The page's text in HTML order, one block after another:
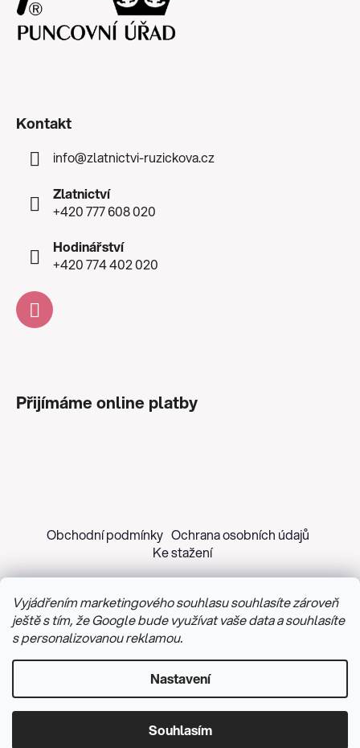
Vyjádřením marketingového souhlasu souhlasíte zároveň
ještě s tím, že Google bude využívat vaše data a souhlasíte
s personalizovanou reklamou.
Nastavení
Souhlasím
Kontakt
info@zlatnictvi-ruzickova.cz
Zlatnictví
+420 777 608 020
Hodinářství
+420 774 402 020
Přijímáme online platby
Obchodní podmínky Ochrana osobních údajů
Ke stažení
Vytvořil Shoptet&PekneWeby
Upravit nastavení cookies